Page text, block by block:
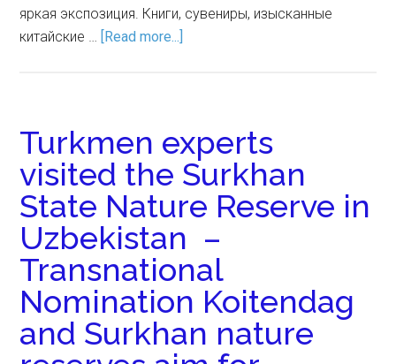
яркая экспозиция. Книги, сувениры, изысканные
китайские … [Read more...]
Turkmen experts
visited the Surkhan
State Nature Reserve in
Uzbekistan –
Transnational
Nomination Koitendag
and Surkhan nature